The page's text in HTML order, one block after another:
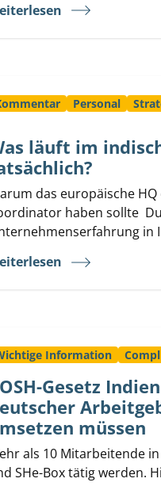
Personal
läuft im
das europäische
haben sollte
in
Information
Gesetz
müssen
als 10 Mitarbeitende
SHe-Box tätig werden.